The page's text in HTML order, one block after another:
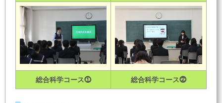
総合科学コース⓵ 総合科学コース⓶